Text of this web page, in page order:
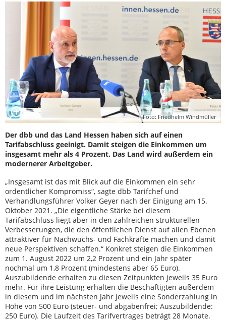
Foto: Friedhelm Windmüller
Der dbb und das Land Hessen haben sich auf einen
Tarifabschluss geeinigt. Damit steigen die Einkommen um
insgesamt mehr als 4 Prozent. Das Land wird außerdem ein
modernerer Arbeitgeber.
„Insgesamt ist das mit Blick auf die Einkommen ein sehr
ordentlicher Kompromiss“, sagte dbb Tarifchef und
Verhandlungsführer Volker Geyer nach der Einigung am 15.
Oktober 2021. „Die eigentliche Stärke bei diesem
Tarifabschluss liegt aber in den zahlreichen strukturellen
Verbesserungen, die den öffentlichen Dienst auf allen Ebenen
attraktiver für Nachwuchs- und Fachkräfte machen und damit
neue Perspektiven schaffen.“ Konkret steigen die Einkommen
zum 1. August 2022 um 2,2 Prozent und ein Jahr später
nochmal um 1,8 Prozent (mindestens aber 65 Euro).
Auszubildende erhalten zu diesen Zeitpunkten jeweils 35 Euro
mehr. Für ihre Leistung erhalten die Beschäftigten außerdem
in diesem und im nächsten Jahr jeweils eine Sonderzahlung in
Höhe von 500 Euro (steuer- und abgabenfrei; Auszubildende:
250 Euro). Die Laufzeit des Tarifvertrages beträgt 28 Monate.